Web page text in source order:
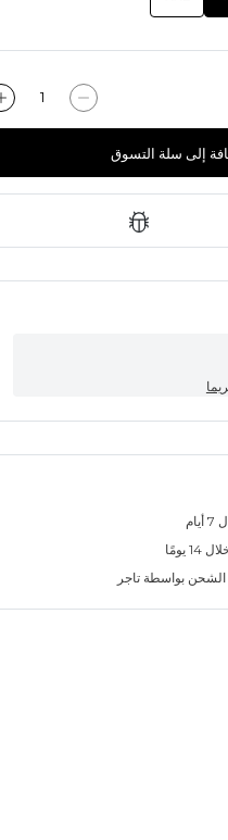
إلى سلة التسوق
يومًا
بواسطة تاجر